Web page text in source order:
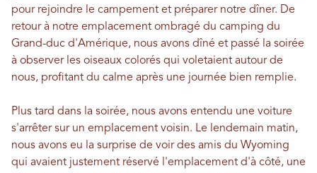
pour rejoindre le campement et préparer notre dîner. De
retour à notre emplacement ombragé du camping du
Grand-duc d'Amérique, nous avons dîné et passé la soirée
à observer les oiseaux colorés qui voletaient autour de
nous, profitant du calme après une journée bien remplie.
Plus tard dans la soirée, nous avons entendu une voiture
s'arrêter sur un emplacement voisin. Le lendemain matin,
nous avons eu la surprise de voir des amis du Wyoming
qui avaient justement réservé l'emplacement d'à côté, une